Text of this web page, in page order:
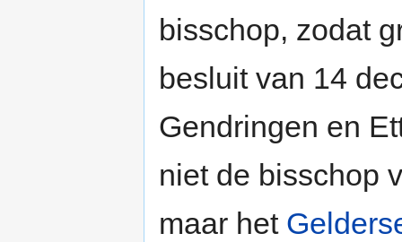
bisschop, zodat
besluit van 14
Gendringen en
niet de bisschop
maar het